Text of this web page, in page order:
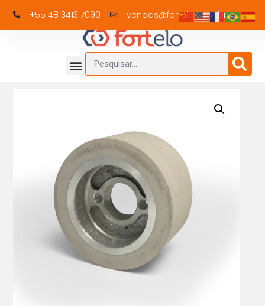
+55 48 3413 7090 vendas@fortelo.com.br